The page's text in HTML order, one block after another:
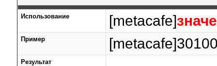
Использование [metacafe]
Пример
Результат